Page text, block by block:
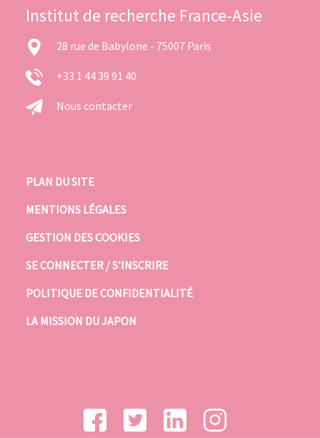
Institut de recherche France-Asie
28 rue de Babylone - 75007 Paris
+33 1 44 39 91 40
Nous contacter
PLAN DU SITE
MENTIONS LÉGALES
GESTION DES COOKIES
SE CONNECTER / S’INSCRIRE
POLITIQUE DE CONFIDENTIALITÉ
LA MISSION DU JAPON